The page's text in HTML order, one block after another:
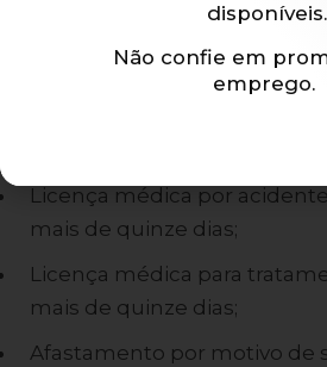
Aposentadoria por invalidez;
Licença médica por
mais de quinze dias;
Licença médica para
mais de quinze dias;
Afastamento por motivo de
disponíveis.
Não confie em
emprego.